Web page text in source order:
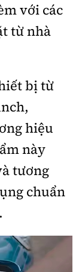
với các
từ nhà
bị từ
hiệu
này
tương
chuẩn